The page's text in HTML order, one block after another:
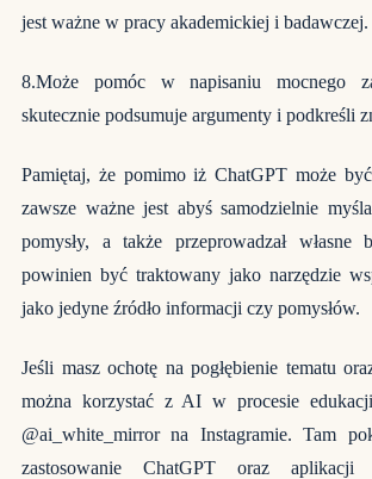
jest ważne w pracy akademickiej i badawczej.
8.Może pomóc w napisaniu mocnego
skutecznie podsumuje argumenty i podkreśli
Pamiętaj, że pomimo iż ChatGPT może
zawsze ważne jest abyś samodzielnie
pomysły, a także przeprowadzał własne
powinien być traktowany jako narzędzie
jako jedyne źródło informacji czy pomysłów.
Jeśli masz ochotę na pogłębienie tematu
można korzystać z AI w procesie
@ai_white_mirror na Instagramie. Tam
zastosowanie ChatGPT oraz aplikacji